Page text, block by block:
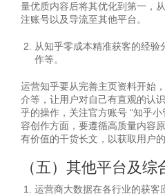
量优质内容后将其优化到第一，
注账号以及导流至其他平台。
从知乎零成本精准获客的经验
作等。
运营知乎要从完善主页资料开始
介等，让用户对自己有直观的认
乎的操作，关注官方账号 “知乎
容创作方面，要遵循高质量内容
有价值的干货长文，以获取用户
（五）其他平台及综
运营商大数据在各行业的获客